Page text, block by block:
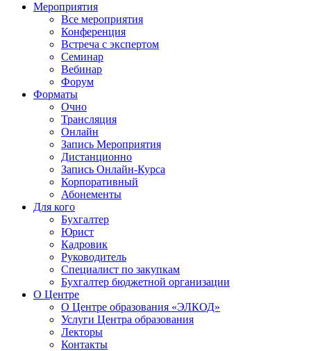
Мероприятия
Все мероприятия
Конференция
Встреча с экспертом
Семинар
Вебинар
Форум
Форматы
Очно
Трансляция
Онлайн
Запись Мероприятия
Дистанционно
Запись Онлайн-Курса
Корпоративный
Абонементы
Для кого
Бухгалтер
Юрист
Кадровик
Руководитель
Специалист по закупкам
Бухгалтер бюджетной организации
О Центре
О Центре образования «ЭЛКОД»
Услуги Центра образования
Лекторы
Контакты